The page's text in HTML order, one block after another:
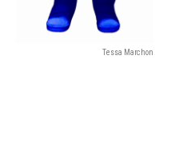
Tessa Marchon